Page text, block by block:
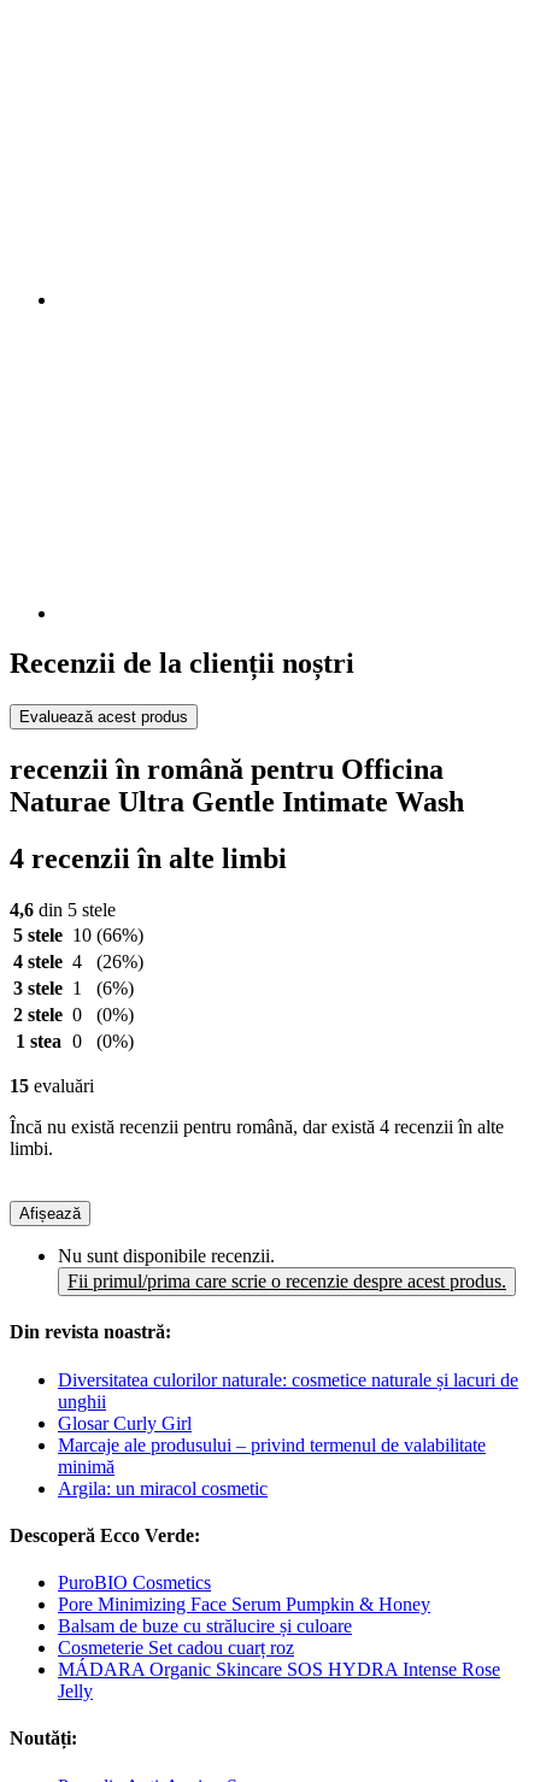
Recenzii de la clienții noștri
Evaluează acest produs
recenzii în română pentru Officina
Naturae Ultra Gentle Intimate Wash
4 recenzii în alte limbi
4,6 din 5 stele
5 stele 10 (66%)
4 stele 4
(26%)
3 stele 1
(6%)
2 stele 0
(0%)
1 stea 0 (0%)
15 evaluări
Încă nu există recenzii pentru română, dar există 4 recenzii în alte
limbi.
Afișează
Nu sunt disponibile recenzii.
Fii primul/prima care scrie o recenzie despre acest produs.
Din revista noastră:
Diversitatea culorilor naturale: cosmetice naturale și lacuri de
unghii
Glosar Curly Girl
Marcaje ale produsului – privind termenul de valabilitate
minimă
Argila: un miracol cosmetic
Descoperă Ecco Verde:
PuroBIO Cosmetics
Pore Minimizing Face Serum Pumpkin & Honey
Balsam de buze cu strălucire și culoare
Cosmeterie Set cadou cuarț roz
MÁDARA Organic Skincare SOS HYDRA Intense Rose
Jelly
Noutăți: